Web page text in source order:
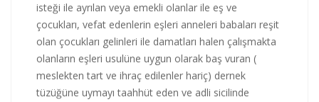
isteği ile ayrılan veya emekli olanlar ile eş ve
çocukları, vefat edenlerin eşleri anneleri babaları reşit
olan çocukları gelinleri ile damatları halen çalışmakta
olanların eşleri usulüne uygun olarak baş vuran (
meslekten tart ve ihraç edilenler hariç) dernek
tüzüğüne uymayı taahhüt eden ve adli sicilinde